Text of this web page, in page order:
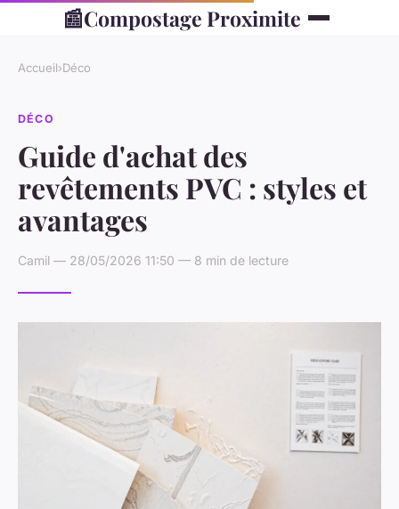
📰Compostage Proximite
Accueil›Déco
DÉCO
Guide d'achat des
revêtements PVC : styles et
avantages
Camil — 28/05/2026 11:50 — 8 min de lecture